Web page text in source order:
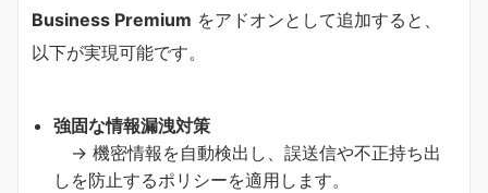
Business Premium をアドオンとして追加すると、
以下が実現可能です。
強固な情報漏洩対策
→ 機密情報を自動検出し、誤送信や不正持ち出
しを防止するポリシーを適用します。